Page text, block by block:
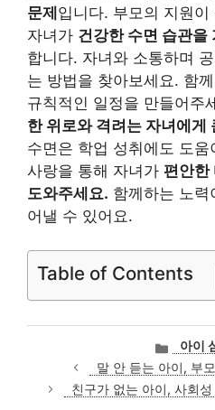
문제입니다. 부모의 지원
자녀가 건강한 수면 습관을
합니다. 자녀와 소통하며
는 방법을 찾아보세요. 함
규칙적인 일정을 만들어주
한 위로와 격려는 자녀에게
수면은 학업 성취에도 도
사랑을 통해 자녀가 편안한
도와주세요. 함께하는 노
어낼 수 있어요.
Table of Contents
카
테
고
리
아이
말 안 듣는 아이, 부
친구가 없는 아이, 사회